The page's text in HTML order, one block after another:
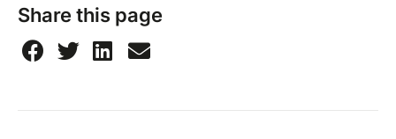
Share this page